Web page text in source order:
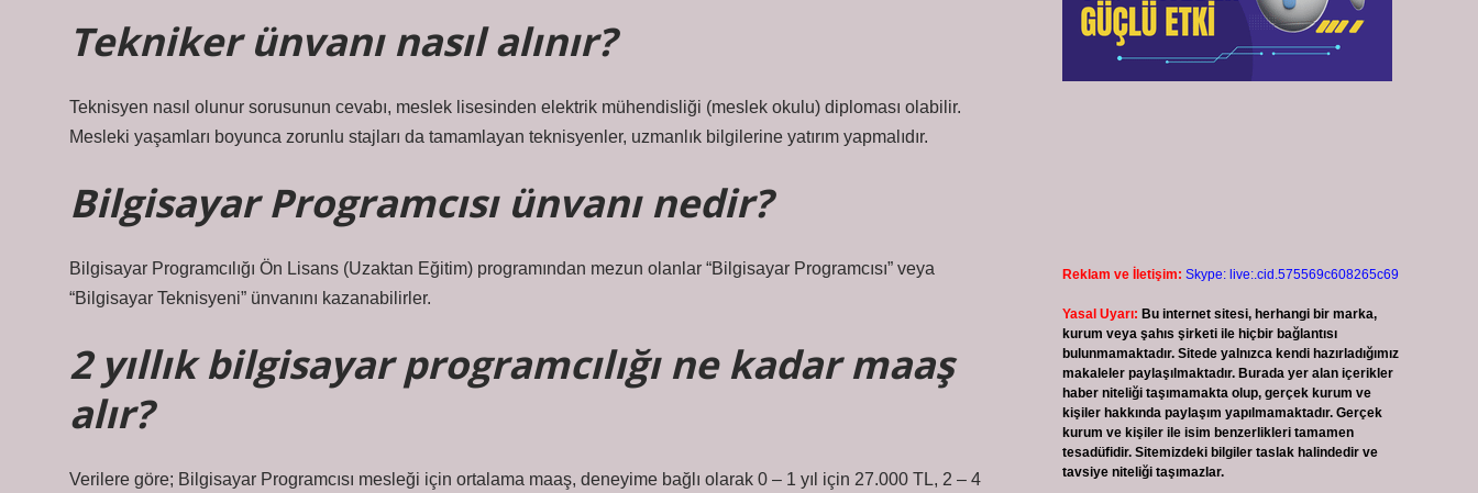
Tekniker ünvanı nasıl alınır?
Teknisyen nasıl olunur sorusunun cevabı, meslek lisesinden elektrik mühendisliği (meslek okulu) diploması olabilir.
Mesleki yaşamları boyunca zorunlu stajları da tamamlayan teknisyenler, uzmanlık bilgilerine yatırım yapmalıdır.
Bilgisayar Programcısı ünvanı nedir?
Bilgisayar Programcılığı Ön Lisans (Uzaktan Eğitim) programından mezun olanlar “Bilgisayar Programcısı” veya
“Bilgisayar Teknisyeni” ünvanını kazanabilirler.
2 yıllık bilgisayar programcılığı ne kadar maaş
alır?
Verilere göre; Bilgisayar Programcısı mesleği için ortalama maaş, deneyime bağlı olarak 0 – 1 yıl için 27.000 TL, 2 – 4
Reklam ve İletişim: Skype: live:.cid.575569c608265c69
Yasal Uyarı: Bu internet sitesi, herhangi bir marka,
kurum veya şahıs şirketi ile hiçbir bağlantısı
bulunmamaktadır. Sitede yalnızca kendi hazırladığımız
makaleler paylaşılmaktadır. Burada yer alan içerikler
haber niteliği taşımamakta olup, gerçek kurum ve
kişiler hakkında paylaşım yapılmamaktadır. Gerçek
kurum ve kişiler ile isim benzerlikleri tamamen
tesadüfidir. Sitemizdeki bilgiler taslak halindedir ve
tavsiye niteliği taşımazlar.